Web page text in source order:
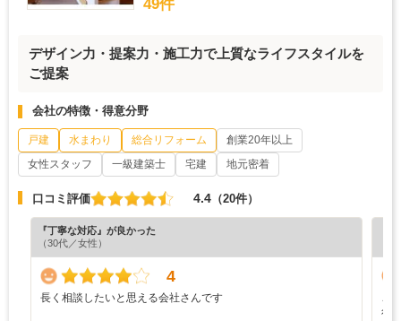
49件
デザイン力・提案力・施工力で上質なライフスタイルを
ご提案
会社の特徴・得意分野
戸建 水まわり 総合リフォーム
創業20年以上
女性スタッフ
一級建築士 宅建 地元密着
口コミ評価 4.4 （20件）
『丁寧な対応』が良かった
（30代／女性）
4
長く相談したいと思える会社さんです
こ
行